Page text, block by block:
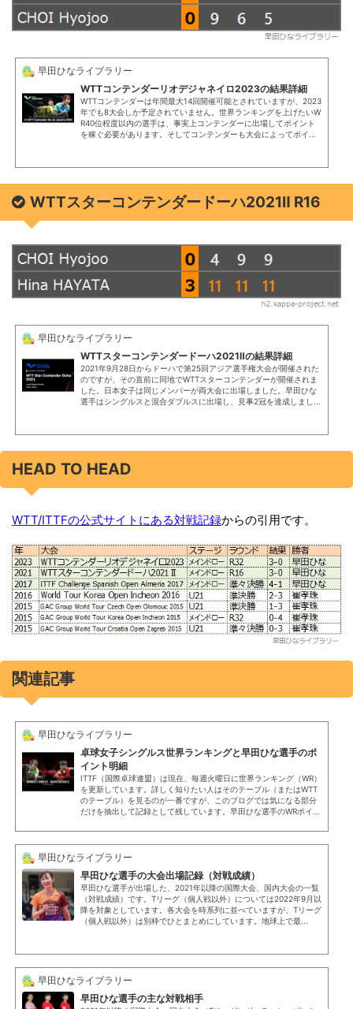
早田ひなライブラリー
WTTコンテンダーリオデジャネイロ2023の結果詳細
WTTコンテンダーは年間最大14回開催可能とされていますが、2023
年でも8大会しか予定されていません。世界ランキングを上げたいW
R40位程度以内の選手は、事実上コンテンダーに出場してポイント
を稼ぐ必要があります。そしてコンテンダーも大会によってポイ...
WTTスターコンテンダードーハ2021Ⅱ R16
早田ひなライブラリー
WTTスターコンテンダードーハ2021Ⅱの結果詳細
2021年9月28日からドーハで第25回アジア選手権大会が開催された
のですが、その直前に同地でWTTスターコンテンダーが開催されま
した。日本女子は同じメンバーが両大会に出場しました。早田ひな
選手はシングルスと混合ダブルスに出場し、見事2冠を達成しまし...
HEAD TO HEAD
WTT/ITTFの公式サイトにある対戦記録からの引用です。
関連記事
早田ひなライブラリー
卓球女子シングルス世界ランキングと早田ひな選手のポ
イント明細
ITTF（国際卓球連盟）は現在、毎週火曜日に世界ランキング（WR）
を更新しています。詳しく知りたい人はそのテーブル（またはWTT
のテーブル）を見るのが一番ですが、このブログでは気になる部分
だけを抽出して記録として残しています。早田ひな選手のWRポイ...
早田ひなライブラリー
早田ひな選手の大会出場記録（対戦成績）
早田ひな選手が出場した、2021年以降の国際大会、国内大会の一覧
（対戦成績）です。Tリーグ（個人戦以外）については2022年9月以
降を対象としています。各大会を時系列に並べていますが、Tリーグ
（個人戦以外）は別枠でひとまとめにしています。地球上で最...
早田ひなライブラリー
早田ひな選手の主な対戦相手